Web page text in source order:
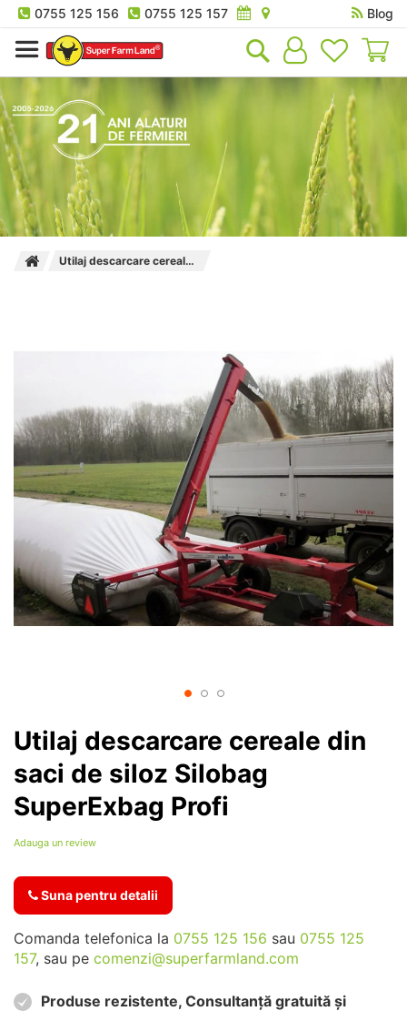
0755 125 156 0755 125 157
Blog
Utilaj descarcare cereale din saci de siloz Silobag SuperExbag Profi
Utilaj descarcare cereale din
saci de siloz Silobag
SuperExbag Profi
Adauga un review
Suna pentru detalii
Comanda telefonica la 0755 125 156 sau 0755 125
157, sau pe comenzi@superfarmland.com
Produse rezistente, Consultanță gratuită și